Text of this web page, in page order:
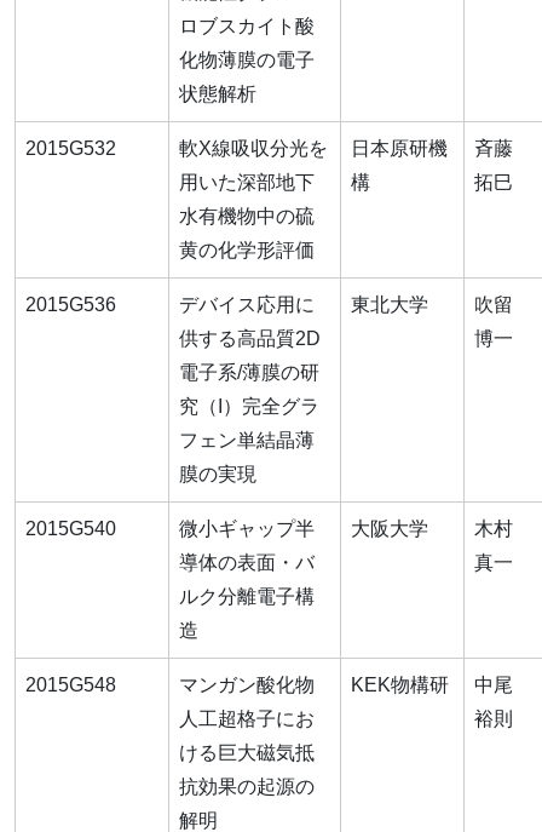
ロブスカイト酸
化物薄膜の電子
状態解析
2015G532
軟X線吸収分光を
用いた深部地下
水有機物中の硫
黄の化学形評価
日本原研機
構
斉藤
拓巳
2015G536
デバイス応用に
供する高品質2D
電子系/薄膜の研
究（I）完全グラ
フェン単結晶薄
膜の実現
東北大学
吹留
博一
2015G540
微小ギャップ半
導体の表面・バ
ルク分離電子構
造
大阪大学
木村
真一
2015G548
マンガン酸化物
人工超格子にお
ける巨大磁気抵
抗効果の起源の
解明
KEK物構研
中尾
裕則